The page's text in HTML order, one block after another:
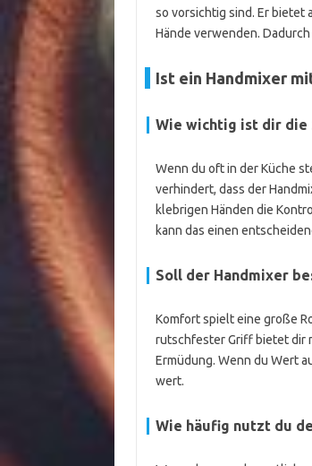
so vorsichtig sind. Er bietet
Hände verwenden.
Ist ein Handmixer
Wie wichtig ist dir die
Wenn du oft in der Küche
verhindert, dass der
klebrigen Händen die
kann das einen
Soll der Handmixer
Komfort spielt eine große
rutschfester Griff bietet dir
Ermüdung. Wenn du Wert
wert.
Wie häufig nutzt du